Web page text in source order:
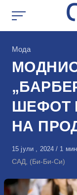
КАтегорија
Мода
ШЕФОТ
НА
Објавено
на
15 јули , 2024 1
САД, (Би-Би-Си)